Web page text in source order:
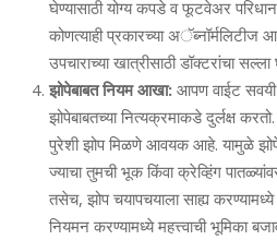
घेण्‍यासाठी योग्‍य कपडे व फूटवेअर
कोणत्‍याही प्रकारच्‍या
उपचाराच्‍या खात्रीसाठी डॉक्‍टरांचा सल्‍ला
झोपेबाबत नियम आखा: आपण वाईट
झोपेबाबतच्‍या नित्‍यक्रमाकडे दुर्लक्ष
पुरेशी झोप मिळणे आवयक आहे. यामुळे
ज्‍याचा तुमची भूक किंवा क्रेव्हिंग
तसेच, झोप चयापचयाला साह्य
नियमन करण्‍यामध्‍ये महत्त्वाची भूमिका